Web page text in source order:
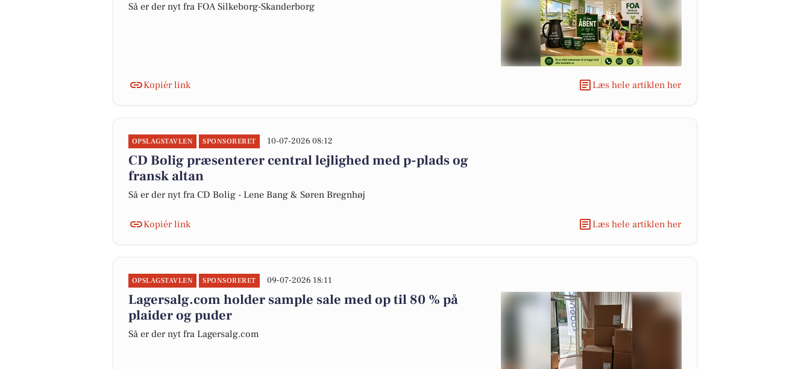
Så er der nyt fra FOA Silkeborg-Skanderborg
Kopiér link Læs hele artiklen her
OPSLAGSTAVLEN SPONSORERET 10-07-2026 08:12
CD Bolig præsenterer central lejlighed med p-plads og
fransk altan
Så er der nyt fra CD Bolig - Lene Bang & Søren Bregnhøj
Kopiér link Læs hele artiklen her
OPSLAGSTAVLEN SPONSORERET 09-07-2026 18:11
Lagersalg.com holder sample sale med op til 80 % på
plaider og puder
Så er der nyt fra Lagersalg.com